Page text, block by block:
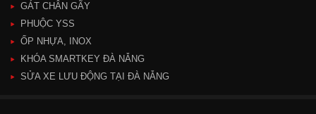
GÁT CHÂN GÃY
PHUỘC YSS
ỐP NHỰA, INOX
KHÓA SMARTKEY ĐÀ NẴNG
SỬA XE LƯU ĐỘNG TẠI ĐÀ NẴNG